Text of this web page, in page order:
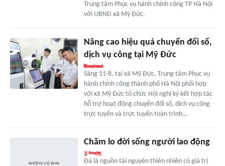
Trung tâm Phục vụ hành chính công TP Hà Nội
với UBND xã Mỹ Đức.
Nâng cao hiệu quả chuyển đổi số,
dịch vụ công tại Mỹ Đức
Sáng 11-8, tại xã Mỹ Đức, Trung tâm Phục vụ
hành chính công thành phố Hà Nội phối hợp
với xã Mỹ Đức tổ chức Hội nghị ký kết hợp tác
hỗ trợ hoạt động chuyển đổi số, dịch vụ công
trực tuyến và trực tuyến toàn trình…
Chăm lo đời sống người lao động
Đá là nguồn tài nguyên thiên nhiên có giá trị